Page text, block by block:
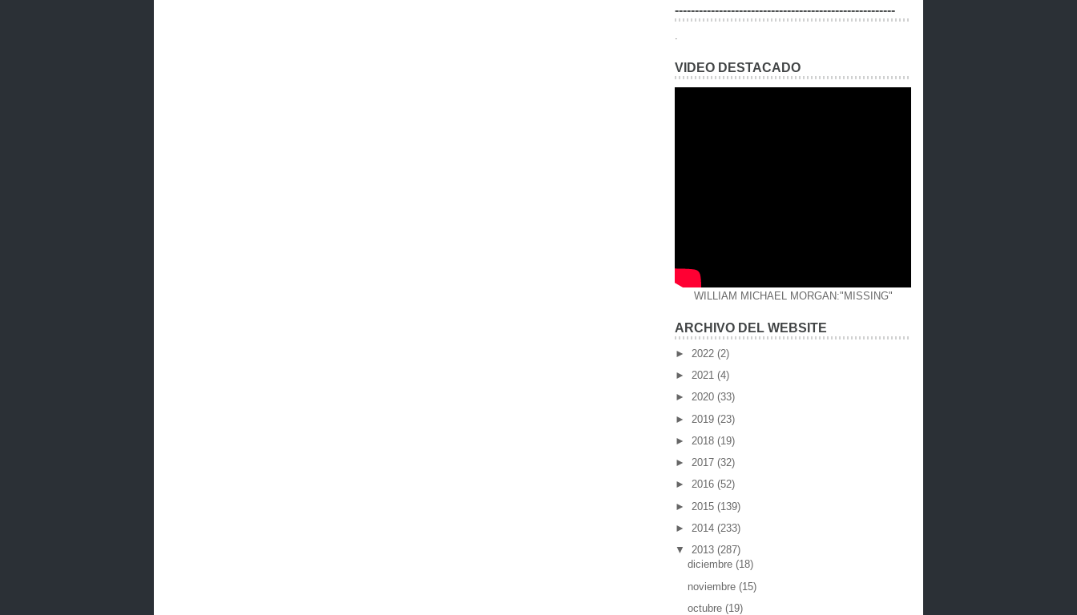
-------------------------------------------------------
VIDEO DESTACADO
WILLIAM MICHAEL MORGAN:"MISSING"
ARCHIVO DEL WEBSITE
► 2022 (2)
► 2021 (4)
► 2020 (33)
► 2019 (23)
► 2018 (19)
► 2017 (32)
► 2016 (52)
► 2015 (139)
► 2014 (233)
▼ 2013 (287)
diciembre (18)
noviembre (15)
octubre (19)